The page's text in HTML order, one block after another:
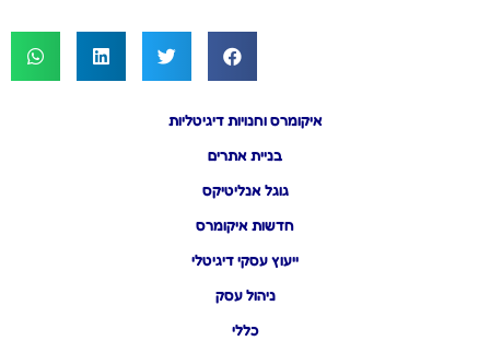
איקומרס וחנויות דיגיטליות
בניית אתרים
גוגל אנליטיקס
חדשות איקומרס
ייעוץ עסקי דיגיטלי
ניהול עסק
כללי